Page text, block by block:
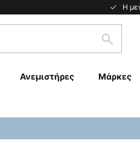
Η
Ανεμιστήρες Μάρκες